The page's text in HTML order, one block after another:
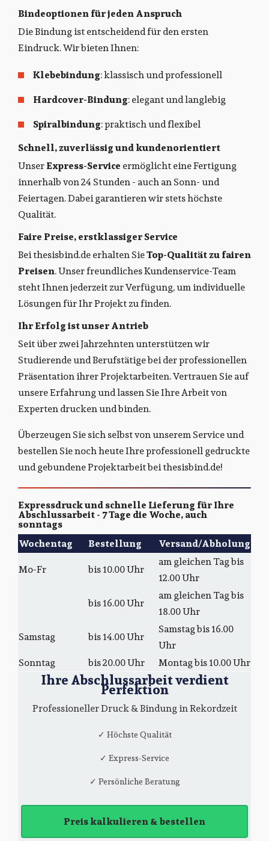
Bindeoptionen für jeden Anspruch
Die Bindung ist entscheidend für den ersten
Eindruck. Wir bieten Ihnen:
Klebebindung: klassisch und professionell
Hardcover-Bindung: elegant und langlebig
Spiralbindung: praktisch und flexibel
Schnell, zuverlässig und kundenorientiert
UnserExpress-Service ermöglicht eine Fertigung
innerhalb von 24 Stunden - auch an Sonn- und
Feiertagen. Dabei garantieren wir stets höchste
Qualität.
Faire Preise, erstklassiger Service
Bei thesisbind.de erhalten SieTop-Qualität zu fairen
Preisen. Unser freundliches Kundenservice-Team
steht Ihnen jederzeit zur Verfügung, um individuelle
Lösungen für Ihr Projekt zu finden.
Ihr Erfolg ist unser Antrieb
Seit über zwei Jahrzehnten unterstützen wir
Studierende und Berufstätige bei der professionellen
Präsentation ihrer Projektarbeiten. Vertrauen Sie auf
unsere Erfahrung und lassen Sie Ihre Arbeit von
Experten drucken und binden.
Überzeugen Sie sich selbst von unserem Service und
bestellen Sie noch heute Ihre professionell gedruckte
und gebundene Projektarbeit bei thesisbind.de!
Expressdruck und schnelle Lieferung für Ihre
Abschlussarbeit - 7 Tage die Woche, auch
sonntags
Wochentag
Bestellung
Versand/Abholung
Mo-Fr
bis 10.00 Uhr
am gleichen Tag bis
12.00 Uhr
bis 16.00 Uhr
am gleichen Tag bis
18.00 Uhr
Samstag
bis 14.00 Uhr
Samstag bis 16.00
Uhr
Sonntag
bis 20.00 Uhr Montag bis 10.00 Uhr
Ihre Abschlussarbeit verdient
Perfektion
Professioneller Druck & Bindung in Rekordzeit
✓ Höchste Qualität
✓ Express-Service
✓ Persönliche Beratung
Preis kalkulieren & bestellen